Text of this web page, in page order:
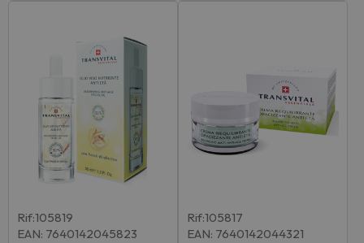
Rif:105819
EAN: 7640142045823
Rif:105817
EAN: 7640142044321